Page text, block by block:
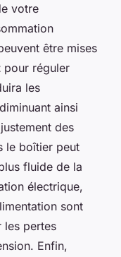
votre
être mises
pour réguler
les
ainsi
des
le boîtier peut
fluide de la
électrique,
sont
les pertes
Enfin,